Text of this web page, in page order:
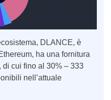
DLANCE, è
ha una fornitura
cui fino al 30% – 333
nell’attuale